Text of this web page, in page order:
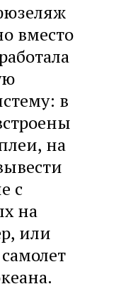
вместо
в
на
с
на
или